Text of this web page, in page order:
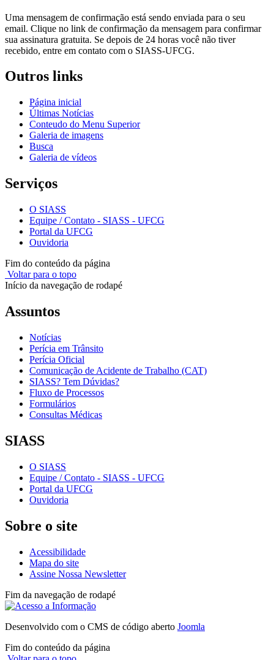
Uma mensagem de confirmação está sendo enviada para o seu
email. Clique no link de confirmação da mensagem para confirmar
sua assinatura gratuita. Se depois de 24 horas você não tiver
recebido, entre em contato com o SIASS-UFCG.
Outros links
Página inicial
Últimas Notícias
Conteudo do Menu Superior
Galeria de imagens
Busca
Galeria de vídeos
Serviços
O SIASS
Equipe / Contato - SIASS - UFCG
Portal da UFCG
Ouvidoria
Fim do conteúdo da página
Voltar para o topo
Início da navegação de rodapé
Assuntos
Notícias
Perícia em Trânsito
Perícia Oficial
Comunicação de Acidente de Trabalho (CAT)
SIASS? Tem Dúvidas?
Fluxo de Processos
Formulários
Consultas Médicas
SIASS
O SIASS
Equipe / Contato - SIASS - UFCG
Portal da UFCG
Ouvidoria
Sobre o site
Acessibilidade
Mapa do site
Assine Nossa Newsletter
Fim da navegação de rodapé
Desenvolvido com o CMS de código aberto Joomla
Fim do conteúdo da página